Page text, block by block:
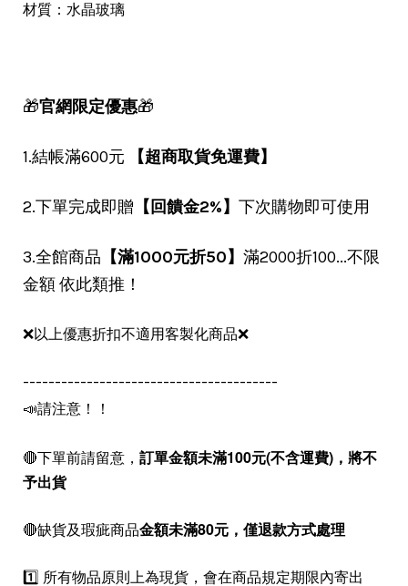
材質：水晶玻璃
🎁官網限定優惠🎁
1.結帳滿600元 【超商取貨免運費】
2.下單完成即贈 【回饋金2%】 下次購物即可使用
3.全館商品 【滿1000元折50】 滿2000折100...不限
金額 依此類推！
❌以上優惠折扣不適用客製化商品❌
----------------------------------------
📣請注意！！
🔴下單前請留意， 訂單金額未滿100元(不含運費)， 將不
予出貨
🔴缺貨及瑕疵商品金額未滿80元，僅退款方式處理
1️⃣ 所有物品原則上為現貨，會在商品規定期限內寄出